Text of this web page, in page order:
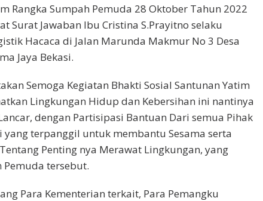
Rangka Sumpah Pemuda 28 Oktober Tahun 2022
Surat Jawaban Ibu Cristina S.Prayitno selaku
Hacaca di Jalan Marunda Makmur No 3 Desa
Jaya Bekasi.
Semoga Kegiatan Bhakti Sosial Santunan Yatim
Lingkungan Hidup dan Kebersihan ini nantinya
dengan Partisipasi Bantuan Dari semua Pihak
yang terpanggil untuk membantu Sesama serta
Penting nya Merawat Lingkungan, yang
tersebut.
Para Kementerian terkait, Para Pemangku